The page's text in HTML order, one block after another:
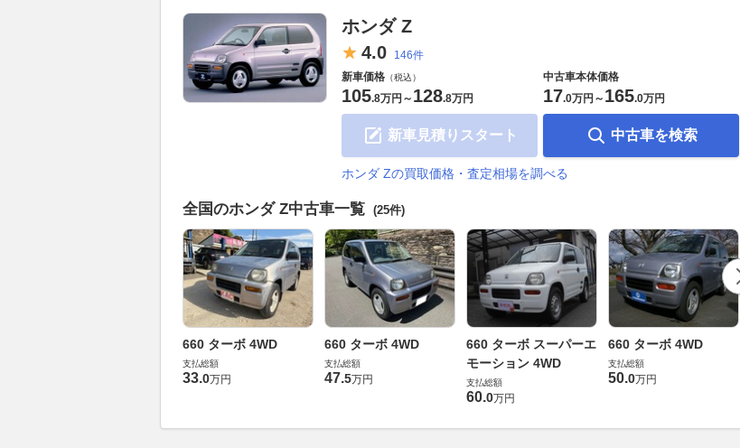
ホンダ Z
4.0
146件
新車価格 （税込）
105.8万円 ～ 128.8万円
新車見積りスタート
中古車本体価格
17.0万円 ～ 165.0万円
中古車を検索
ホンダ Zの買取価格・査定相場を調べる
全国のホンダ Z中古車一覧 (25件)
660 ターボ 4WD
支払総額
33.0万円
660 ターボ 4WD
支払総額
47.5万円
660 ターボ スーパーエ
モーション 4WD
支払総額
60.0万円
660 ターボ 4WD
支払総額
50.0万円